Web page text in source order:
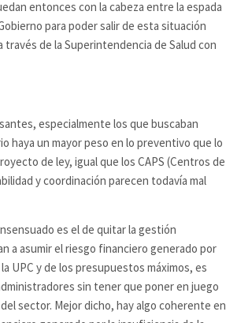
entonces con la cabeza entre la espada
para poder salir de esta situación
de la Superintendencia de Salud con
especialmente los que buscaban
haya un mayor peso en lo preventivo que lo
de ley, igual que los CAPS (Centros de
y coordinación parecen todavía mal
es el de quitar la gestión
a asumir el riesgo financiero generado por
UPC y de los presupuestos máximos, es
sin tener que poner en juego
sector. Mejor dicho, hay algo coherente en